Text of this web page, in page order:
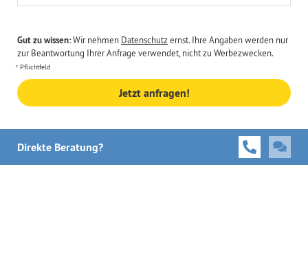
Gut zu wissen:Wir nehmen Datenschutzernst. Ihre Angaben werden nur
zur Beantwortung Ihrer Anfrage verwendet, nicht zu Werbezwecken.
Pflichtfeld
Jetzt anfragen!
Direkte Beratung?